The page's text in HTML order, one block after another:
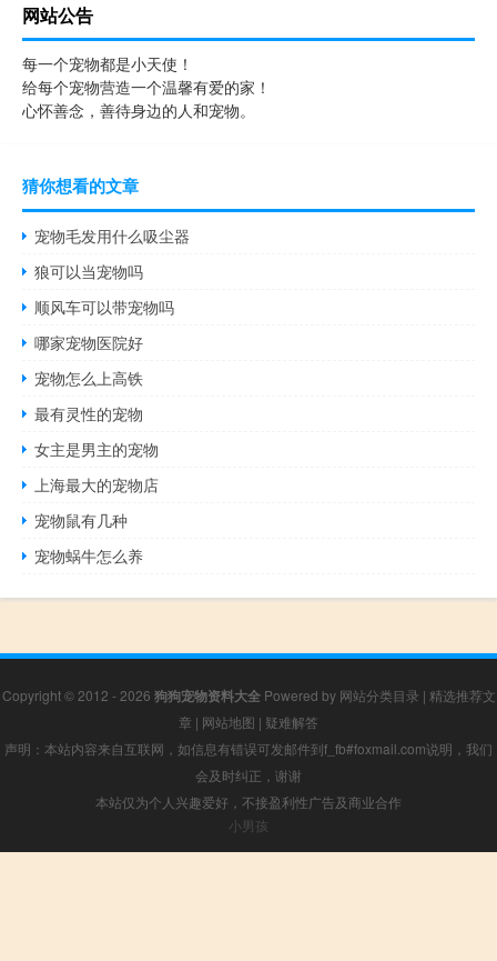
网站公告
每一个宠物都是小天使！
给每个宠物营造一个温馨有爱的家！
心怀善念，善待身边的人和宠物。
猜你想看的文章
宠物毛发用什么吸尘器
狼可以当宠物吗
顺风车可以带宠物吗
哪家宠物医院好
宠物怎么上高铁
最有灵性的宠物
女主是男主的宠物
上海最大的宠物店
宠物鼠有几种
宠物蜗牛怎么养
Copyright © 2012 - 2026 狗狗宠物资料大全Powered by 网站分类目录 | 精选推荐文
章 | 网站地图 | 疑难解答
声明：本站内容来自互联网，如信息有错误可发邮件到f_fb#foxmail.com说明，我们
会及时纠正，谢谢
本站仅为个人兴趣爱好，不接盈利性广告及商业合作
小男孩